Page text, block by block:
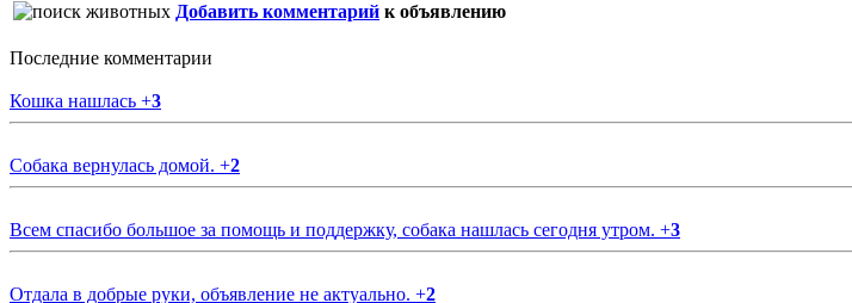
Добавить комментарий к объявлению
Последние комментарии
Кошка нашлась +3
Собака вернулась домой. +2
Всем спасибо большое за помощь и поддержку, собака нашлась сегодня утром. +3
Отдала в добрые руки, объявление не актуально. +2